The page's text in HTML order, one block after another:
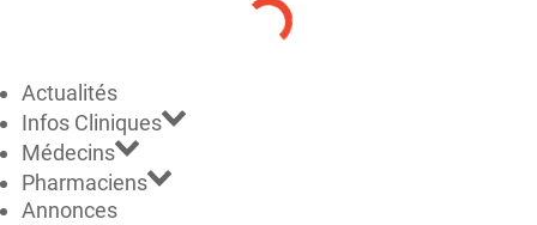
Actualités
Infos Cliniques
Médecins
Pharmaciens
Annonces